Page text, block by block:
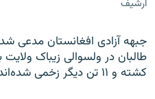
آرشیف
جبهه آزادی افغانستان مدعی
طالبان در ولسوالی زیباک
کشته و ۱۱ تن دیگر زخمی شده‌اند.